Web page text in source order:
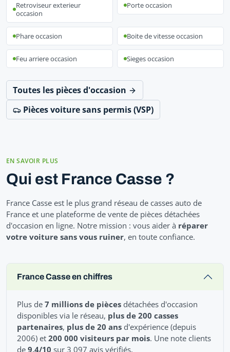
Retroviseur exterieur
occasion
Porte occasion
Phare occasion Boite de vitesse occasion
Feu arriere occasion Sieges occasion
Toutes les pièces d'occasion
Pièces voiture sans permis (VSP)
EN SAVOIR PLUS
Qui est France Casse ?
France Casse est le plus grand réseau de casses auto de
France et une plateforme de vente de pièces détachées
d'occasion en ligne. Notre mission : vous aider à réparer
votre voiture sans vous ruiner, en toute confiance.
France Casse en chiffres
Plus de 7 millions de pièces détachées d'occasion
disponibles via le réseau, plus de 200 casses
partenaires, plus de 20 ans d'expérience (depuis
2006) et 200 000 visiteurs par mois. Une note clients
de 9,4/10 sur 3 097 avis vérifiés.